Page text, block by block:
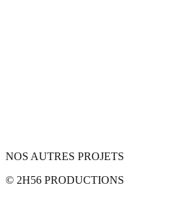
NOS AUTRES PROJETS
© 2H56 PRODUCTIONS